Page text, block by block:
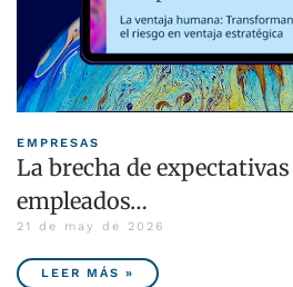
EMPRESAS
La brecha de
empleados…
21 de may de 2026
LEER MÁS »